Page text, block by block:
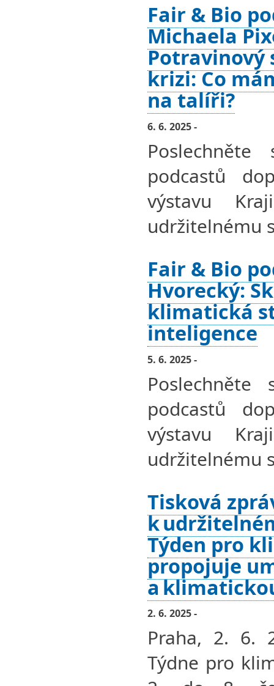
Fair & Bio
Michaela
Potravinový
krizi: Co
na talíři?
6. 6. 2025 -
podcastů
výstavu
udržitelnému
Fair & Bio
Hvorecký:
klimatická
inteligence
5. 6. 2025 -
podcastů
výstavu
udržitelnému
Tisková
k
Týden pro
propojuje
a
2. 6. 2025 -
Praha, 2. 6.
Týdne pro